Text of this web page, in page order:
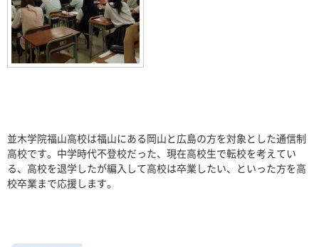
並木学院福山高校は福山にある岡山と広島の方を対象とした通信制
高校です。中学時代不登校だった、現在高校生で転校を考えてい
る、高校を退学したが編入して高校は卒業したい、といった方を高
校卒業まで応援します。